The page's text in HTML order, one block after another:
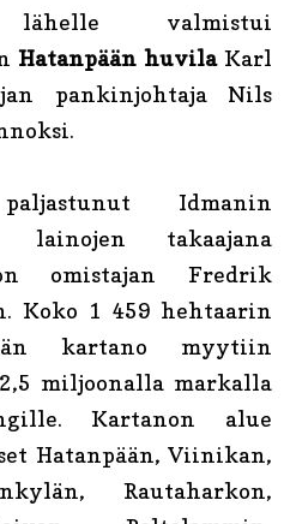
lähelle valmistui
Hatanpään huvilaKarl
pankinjohtaja Nils
Idmanin
takaajana
omistajan Fredrik
Koko 1 459 hehtaarin
kartano myytiin
miljoonalla markalla
Kartanon alue
Hatanpään, Viinikan,
Rautaharkon,